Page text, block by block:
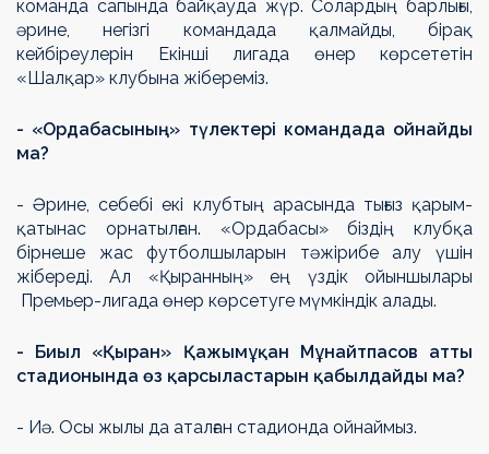
команда сапында байқауда жүр. Солардың барлығы,
әрине, негізгі командада қалмайды, бірақ
кейбіреулерін Екінші лигада өнер көрсететін
«Шалқар» клубына жібереміз.
- «Ордабасының» түлектері командада ойнайды
ма?
- Әрине, себебі екі клубтың арасында тығыз қарым-
қатынас орнатылған. «Ордабасы» біздің клубқа
бірнеше жас футболшыларын тәжірибе алу үшін
жібереді. Ал «Қыранның» ең үздік ойыншылары
Премьер-лигада өнер көрсетуге мүмкіндік алады.
- Биыл «Қыран» Қажымұқан Мұнайтпасов атты
стадионында өз қарсыластарын қабылдайды ма?
- Иә. Осы жылы да аталған стадионда ойнаймыз.